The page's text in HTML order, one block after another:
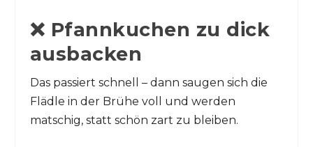
❌ Pfannkuchen zu dick
ausbacken
Das passiert schnell – dann saugen sich die
Flädle in der Brühe voll und werden
matschig, statt schön zart zu bleiben.